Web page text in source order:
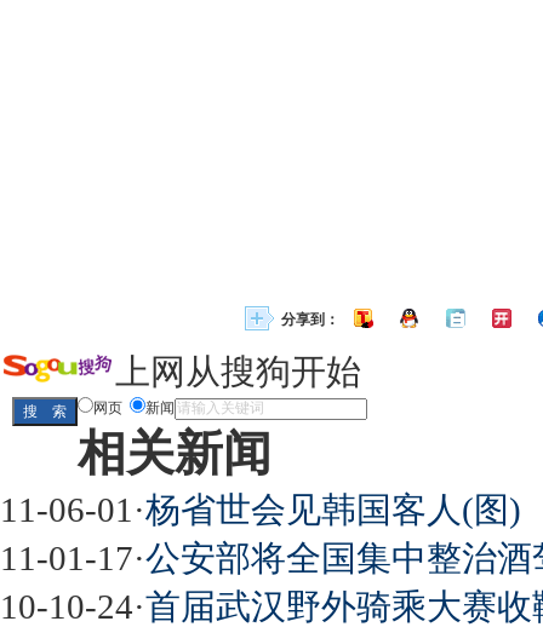
分享到：
上网从搜狗开始
网页 新闻
相关新闻
11-06-01 ·杨省世会见韩国客人(图)
11-01-17·公安部将全国集中整治
10-10-24·首届武汉野外骑乘大赛